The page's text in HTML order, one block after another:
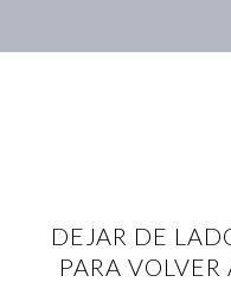
DEJAR DE
PARA